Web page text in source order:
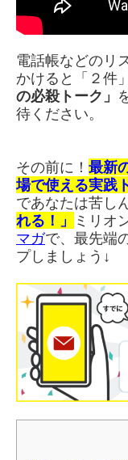
電話帳などのリ
かけると「２件
の必殺トーク」
待ください。
その前に！ 最新
場で使える実践
であなたは苦し
れる！」
ミリオ
マガで、最先端
プしましょう↓